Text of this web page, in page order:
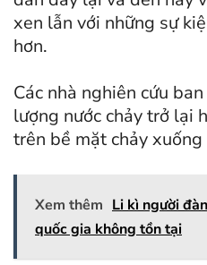
xen lẫn với những sự
hơn.
Các nhà nghiên cứu
lượng nước chảy trở lại
trên bề mặt chảy
Xem thêm Li kì người
quốc gia không tồn tại